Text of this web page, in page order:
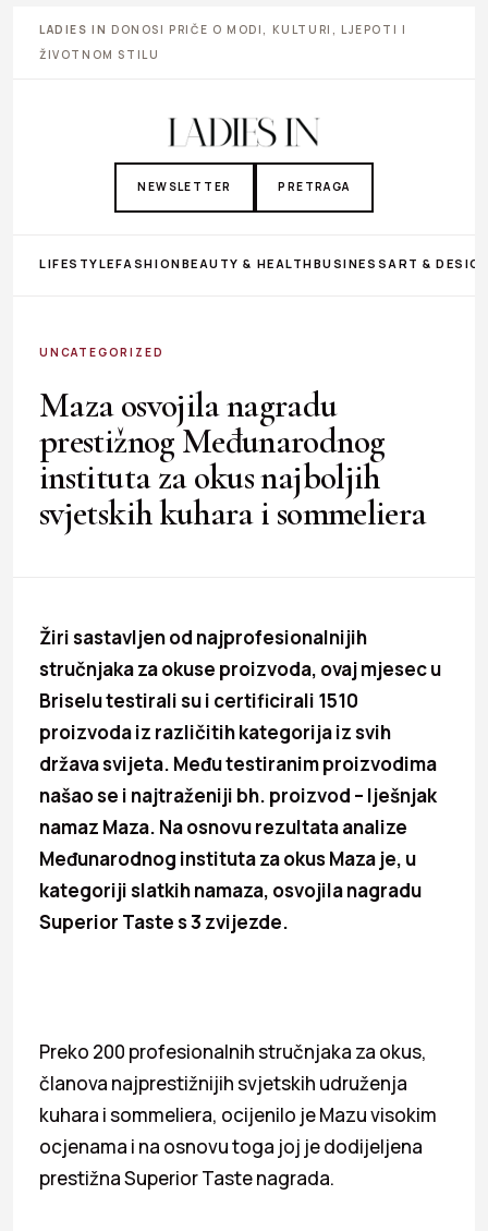
LADIES IN DONOSI PRIČE O MODI, KULTURI, LJEPOTI I
ŽIVOTNOM STILU
NEWSLETTER PRETRAGA
LIFESTYLEFASHIONBEAUTY & HEALTHBUSINESS ART &
UNCATEGORIZED
Maza osvojila nagradu
prestižnog Međunarodnog
instituta za okus najboljih
svjetskih kuhara i sommeliera
Žiri sastavljen od najprofesionalnijih
stručnjaka za okuse proizvoda, ovaj mjesec u
Briselu testirali su i certificirali 1510
proizvoda iz različitih kategorija iz svih
država svijeta. Među testiranim proizvodima
našao se i najtraženiji bh. proizvod – lješnjak
namaz Maza. Na osnovu rezultata analize
Međunarodnog instituta za okus Maza je, u
kategoriji slatkih namaza, osvojila nagradu
Superior Taste s 3 zvijezde.
Preko 200 profesionalnih stručnjaka za okus,
članova najprestižnijih svjetskih udruženja
kuhara i sommeliera, ocijenilo je Mazu visokim
ocjenama i na osnovu toga joj je dodijeljena
prestižna Superior Taste nagrada.